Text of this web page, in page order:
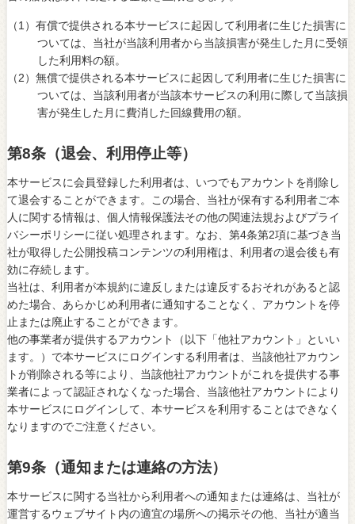
（1）有償で提供される本サービスに起因して利用者に生じた損害に
ついては、当社が当該利用者から当該損害が発生した月に受領
した利用料の額。
（2）無償で提供される本サービスに起因して利用者に生じた損害に
ついては、当該利用者が当該本サービスの利用に際して当該損
害が発生した月に費消した回線費用の額。
第8条（退会、利用停止等）
本サービスに会員登録した利用者は、いつでもアカウントを削除し
て退会することができます。この場合、当社が保有する利用者ご本
人に関する情報は、個人情報保護法その他の関連法規およびプライ
バシーポリシーに従い処理されます。なお、第4条第2項に基づき当
社が取得した公開投稿コンテンツの利用権は、利用者の退会後も有
効に存続します。
当社は、利用者が本規約に違反しまたは違反するおそれがあると認
めた場合、あらかじめ利用者に通知することなく、アカウントを停
止または廃止することができます。
他の事業者が提供するアカウント（以下「他社アカウント」といい
ます。）で本サービスにログインする利用者は、当該他社アカウン
トが削除される等により、当該他社アカウントがこれを提供する事
業者によって認証されなくなった場合、当該他社アカウントにより
本サービスにログインして、本サービスを利用することはできなく
なりますのでご注意ください。
第9条（通知または連絡の方法）
本サービスに関する当社から利用者への通知または連絡は、当社が
運営するウェブサイト内の適宜の場所への掲示その他、当社が適当